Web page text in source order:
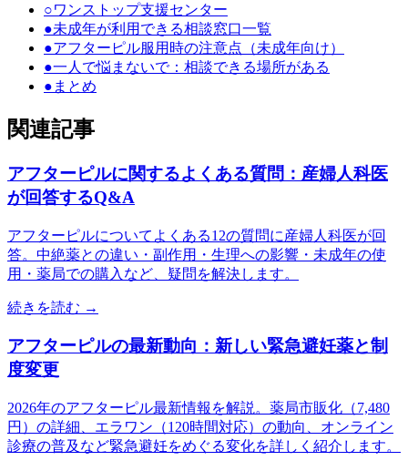
○ワンストップ支援センター
●未成年が利用できる相談窓口一覧
●アフターピル服用時の注意点（未成年向け）
●一人で悩まないで：相談できる場所がある
● まとめ
関連記事
アフターピルに関するよくある質問：産婦人科医
が回答するQ&A
アフターピルについてよくある12の質問に産婦人科医が回
答。中絶薬との違い・副作用・生理への影響・未成年の使
用・薬局での購入など、疑問を解決します。
続きを読む →
アフターピルの最新動向：新しい緊急避妊薬と制
度変更
2026年のアフターピル最新情報を解説。薬局市販化（7,480
円）の詳細、エラワン（120時間対応）の動向、オンライン
診療の普及など緊急避妊をめぐる変化を詳しく紹介します。